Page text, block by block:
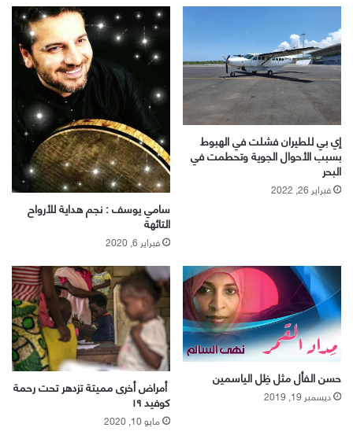
إي بي للطيران فشلت في الهبوط
بسبب الأحوال الجوية وتحطمت في
البحر
فبراير 26, 2022
سامي يوسف : نجم هداية للأرواح
التائهة
فبراير 6, 2020
حسن الفأل مثل ظِل الياسمين
ديسمبر 19, 2019
أمراض أخرى مميتة تزدهر تحت رحمة
كوفيد ١٩
مايو 10, 2020